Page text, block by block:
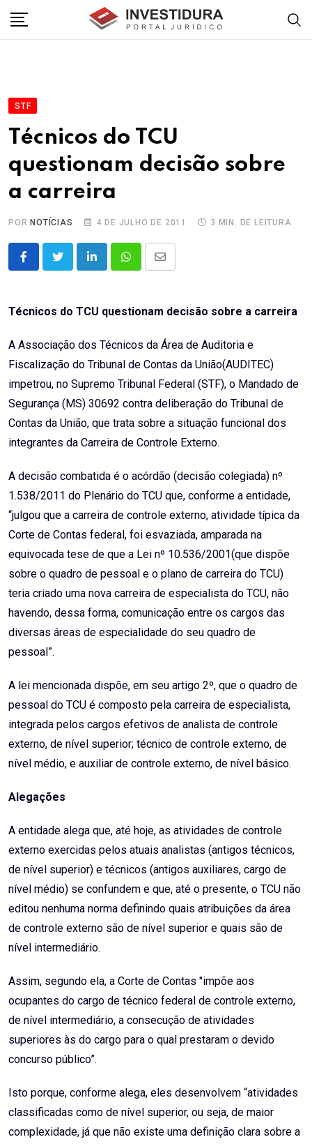
STF
Técnicos do TCU
questionam decisão sobre
a carreira
POR NOTÍCIAS 4 DE JULHO DE 2011 3 MIN. DE LEITURA
LinkedInWhatsappShare
Email
Técnicos do TCU questionam decisão sobre a carreira
A Associação dos Técnicos da Área de Auditoria e
Fiscalização do Tribunal de Contas da União(AUDITEC)
impetrou, no Supremo Tribunal Federal (STF), o Mandado de
Segurança (MS) 30692 contra deliberação do Tribunal de
Contas da União, que trata sobre a situação funcional dos
integrantes da Carreira de Controle Externo.
A decisão combatida é o acórdão (decisão colegiada) nº
1.538/2011 do Plenário do TCU que, conforme a entidade,
“julgou que a carreira de controle externo, atividade típica da
Corte de Contas federal, foi esvaziada, amparada na
equivocada tese de que a Lei nº 10.536/2001(que dispõe
sobre o quadro de pessoal e o plano de carreira do TCU)
teria criado uma nova carreira de especialista do TCU, não
havendo, dessa forma, comunicação entre os cargos das
diversas áreas de especialidade do seu quadro de
pessoal”.
A lei mencionada dispõe, em seu artigo 2º, que o quadro de
pessoal do TCU é composto pela carreira de especialista,
integrada pelos cargos efetivos de analista de controle
externo, de nível superior; técnico de controle externo, de
nível médio, e auxiliar de controle externo, de nível básico.
Alegações
A entidade alega que, até hoje, as atividades de controle
externo exercidas pelos atuais analistas (antigos técnicos,
de nível superior) e técnicos (antigos auxiliares, cargo de
nível médio) se confundem e que, até o presente, o TCU não
editou nenhuma norma definindo quais atribuições da área
de controle externo são de nível superior e quais são de
nível intermediário.
Assim, segundo ela, a Corte de Contas "impõe aos
ocupantes do cargo de técnico federal de controle externo,
de nível intermediário, a consecução de atividades
superiores às do cargo para o qual prestaram o devido
concurso público”.
Isto porque, conforme alega, eles desenvolvem “atividades
classificadas como de nível superior, ou seja, de maior
complexidade, já que não existe uma definição clara sobre a